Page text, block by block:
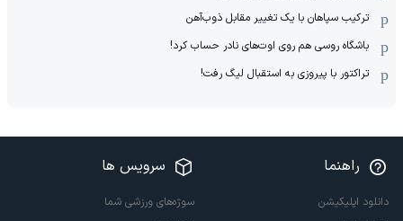
ترکیب سپاهان با یک تغییر مقابل ذوب‌آهن
باشگاه روسی هم روی اوت‌های نادر حساب کرد!
تراکتور با پیروزی به استقبال لیگ رفت!
راهنما
دانلود اپلیکیشن
سرویس ها
سوژه‌های ورزشی شما